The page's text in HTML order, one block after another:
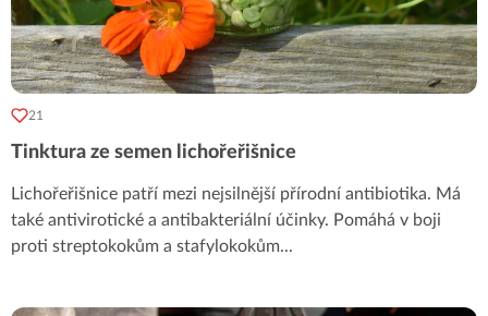
21
Tinktura ze semen lichořeřišnice
Lichořeřišnice patří mezi nejsilnější přírodní antibiotika. Má
také antivirotické a antibakteriální účinky. Pomáhá v boji
proti streptokokům a stafylokokům...